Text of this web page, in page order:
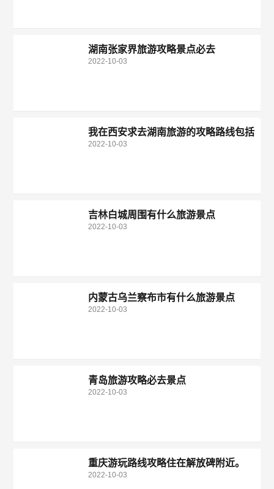
湖南张家界旅游攻略景点必去
2022-10-03
我在西安求去湖南旅游的攻略路线包括
旅游景点和小吃。
2022-10-03
吉林白城周围有什么旅游景点
2022-10-03
内蒙古乌兰察布市有什么旅游景点
2022-10-03
青岛旅游攻略必去景点
2022-10-03
重庆游玩路线攻略住在解放碑附近。
2022-10-03